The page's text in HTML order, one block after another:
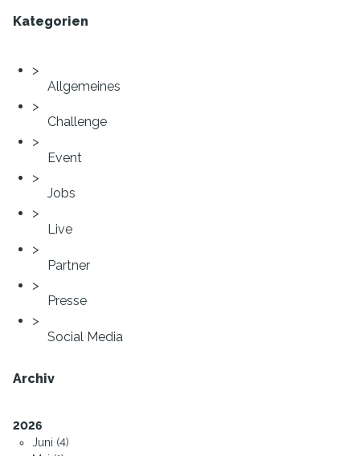
Kategorien
Allgemeines
Challenge
Event
Jobs
Live
Partner
Presse
Social Media
Archiv
2026
Juni (4)